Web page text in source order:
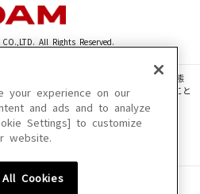
・ランキングなど
All Rights Reserved.
・画像・写真・動画・音声等を、手段や形態
て無断で複製、転載、ファイル化などすること
用いただけない場合があります。
が変更になる場合があります。
your experience on our
and ads and to analyze
Settings] to customize
website.
Cookies